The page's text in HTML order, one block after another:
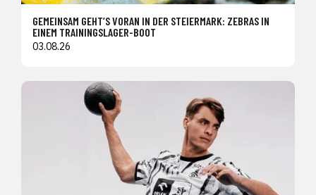
GEMEINSAM GEHT’S VORAN IN DER STEIERMARK: ZEBRAS IN
EINEM TRAININGSLAGER-BOOT
03.08.26